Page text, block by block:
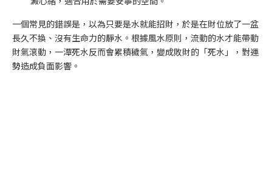
一個常見的錯誤是，以為只要是水就能招財，於是在財位放了一盆
長久不換、沒有生命力的靜水。根據風水原則，流動的水才能帶動
財氣滾動，一潭死水反而會累積穢氣，變成敗財的「死水」，對運
勢造成負面影響。